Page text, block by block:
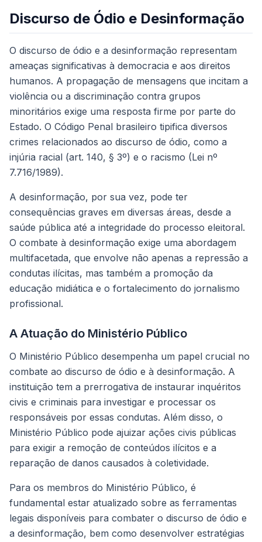
Discurso de Ódio e Desinformação
O discurso de ódio e a desinformação representam
ameaças significativas à democracia e aos direitos
humanos. A propagação de mensagens que incitam a
violência ou a discriminação contra grupos
minoritários exige uma resposta firme por parte do
Estado. O Código Penal brasileiro tipifica diversos
crimes relacionados ao discurso de ódio, como a
injúria racial (art. 140, § 3º) e o racismo (Lei nº
7.716/1989).
A desinformação, por sua vez, pode ter
consequências graves em diversas áreas, desde a
saúde pública até a integridade do processo eleitoral.
O combate à desinformação exige uma abordagem
multifacetada, que envolve não apenas a repressão a
condutas ilícitas, mas também a promoção da
educação midiática e o fortalecimento do jornalismo
profissional.
A Atuação do Ministério Público
O Ministério Público desempenha um papel crucial no
combate ao discurso de ódio e à desinformação. A
instituição tem a prerrogativa de instaurar inquéritos
civis e criminais para investigar e processar os
responsáveis por essas condutas. Além disso, o
Ministério Público pode ajuizar ações civis públicas
para exigir a remoção de conteúdos ilícitos e a
reparação de danos causados à coletividade.
Para os membros do Ministério Público, é
fundamental estar atualizado sobre as ferramentas
legais disponíveis para combater o discurso de ódio e
a desinformação, bem como desenvolver estratégias